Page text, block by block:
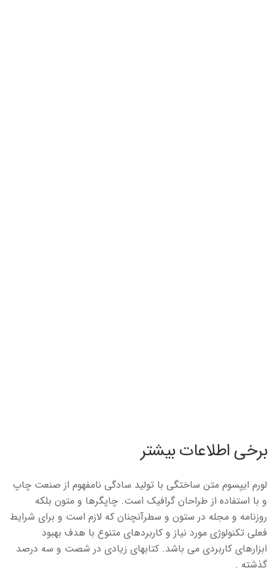
برخی اطلاعات بیشتر
لورم ایپسوم متن ساختگی با تولید سادگی نامفهوم از صنعت چاپ
و با استفاده از طراحان گرافیک است. چاپگرها و متون بلکه
روزنامه و مجله در ستون و سطرآنچنان که لازم است و برای شرایط
فعلی تکنولوژی مورد نیاز و کاربردهای متنوع با هدف بهبود
ابزارهای کاربردی می باشد. کتابهای زیادی در شصت و سه درصد
گذشته .